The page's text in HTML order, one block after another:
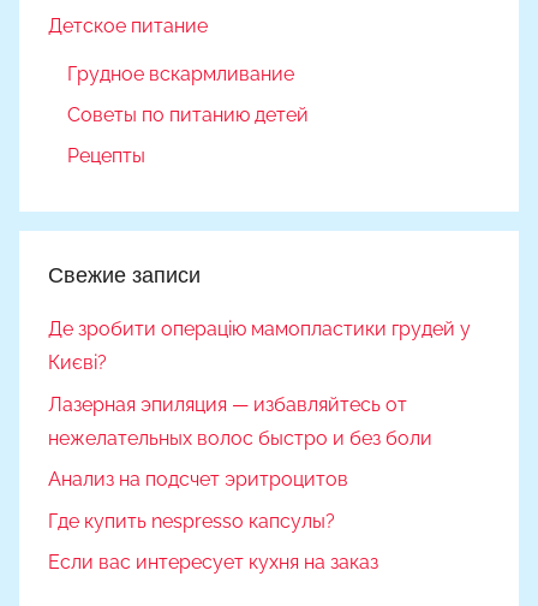
Детское питание
Грудное вскармливание
Советы по питанию детей
Рецепты
Свежие записи
Де зробити операцію мамопластики грудей у
Києві?
Лазерная эпиляция — избавляйтесь от
нежелательных волос быстро и без боли
Анализ на подсчет эритроцитов
Где купить nespresso капсулы?
Если вас интересует кухня на заказ